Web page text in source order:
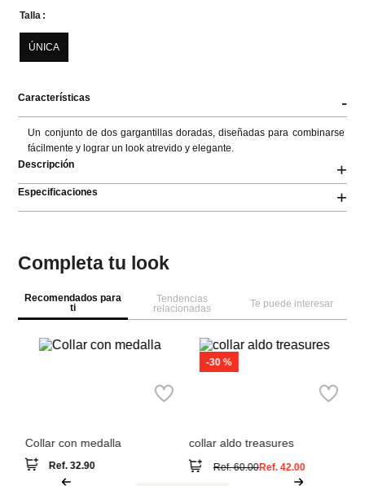
Talla
ÚNICA
Características -
Un conjunto de dos gargantillas doradas, diseñadas para combinarse
fácilmente y lograr un look atrevido y elegante.
Descripción
+
Especificaciones +
Completa tu look
Recomendados para
ti
Tendencias
relacionadas
Te puede interesar
Collar con medalla
Ref.32.90
-30 %
collar aldo treasures
Ref.60.00Ref.42.00